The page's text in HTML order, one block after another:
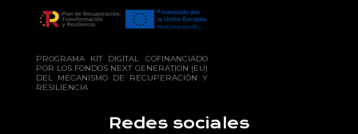
PROGRAMA KIT DIGITAL COFINANCIADO
POR LOS FONDOS NEXT GENERATION (EU)
DEL MECANISMO DE RECUPERACIÓN Y
RESILIENCIA
Redes sociales